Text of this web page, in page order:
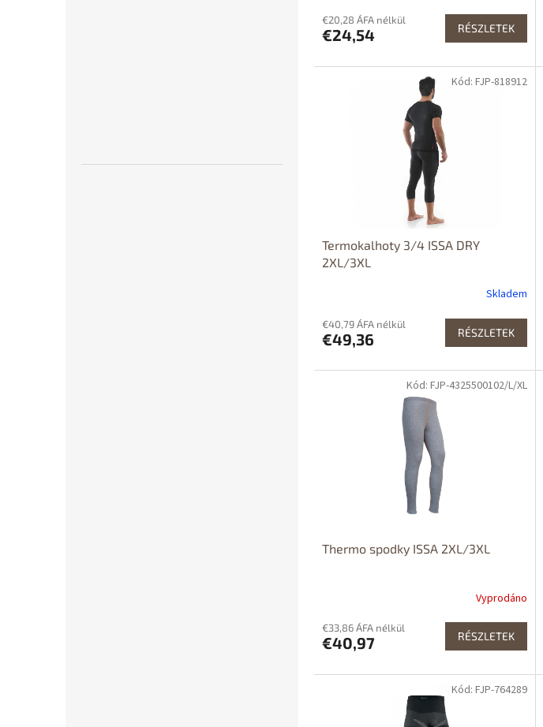
€20,28 ÁFA nélkül
€24,54 RÉSZLETEK
Termokalhoty 3/4 ISSA DRY
2XL/3XL
Skladem
€40,79 ÁFA nélkül
€49,36 RÉSZLETEK
Kód: FJP-818912
Thermo spodky ISSA 2XL/3XL
Vyprodáno
€33,86 ÁFA nélkül
€40,97 RÉSZLETEK
Kód: FJP-4325500102/L/XL
Kód: FJP-764289